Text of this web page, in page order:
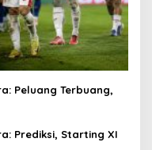
Peluang Terbuang,
Prediksi, Starting XI